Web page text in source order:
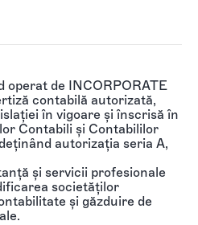
operat de INCORPORATE
contabilă autorizată,
în vigoare și înscrisă în
Contabili și Contabililor
autorizația seria A,
și servicii profesionale
societăților
și găzduire de